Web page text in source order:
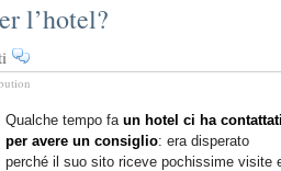
l’hotel?
Qualche tempo fa un hotel ci ha contattati
per avere un consiglio: era disperato
perché il suo sito riceve pochissime visite